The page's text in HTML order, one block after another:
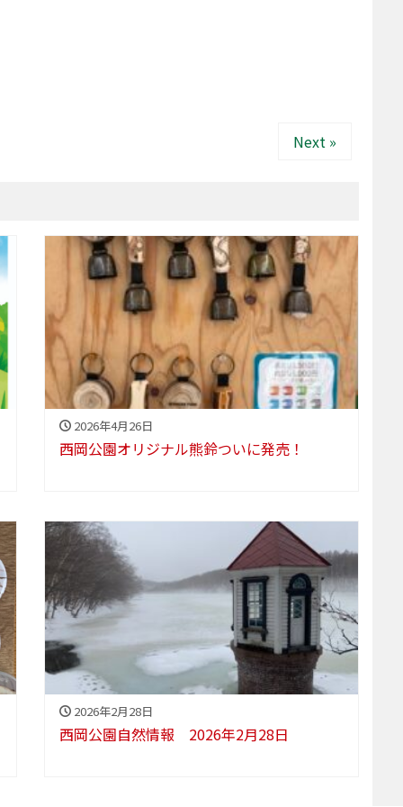
Next »
2026年4月26日
西岡公園オリジナル熊鈴ついに発売！
2026年2月28日
西岡公園自然情報 2026年2月28日